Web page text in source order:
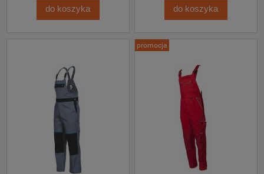
do koszyka do koszyka
promocja